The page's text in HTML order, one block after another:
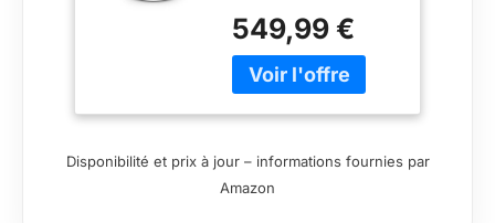
mode manuel,
Companion est le
robot cuiseur qui fait
10personnes et sera
549,99 €
Disponibilité et prix à jour – informations fournies par
Amazon